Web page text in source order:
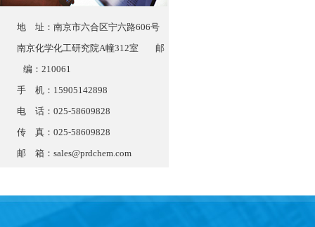
地 址：南京市六合区宁六路606号
南京化学化工研究院A幢312室 邮
编：210061
手 机：15905142898
电 话：025-58609828
传 真：025-58609828
邮 箱： sales@prdchem.com